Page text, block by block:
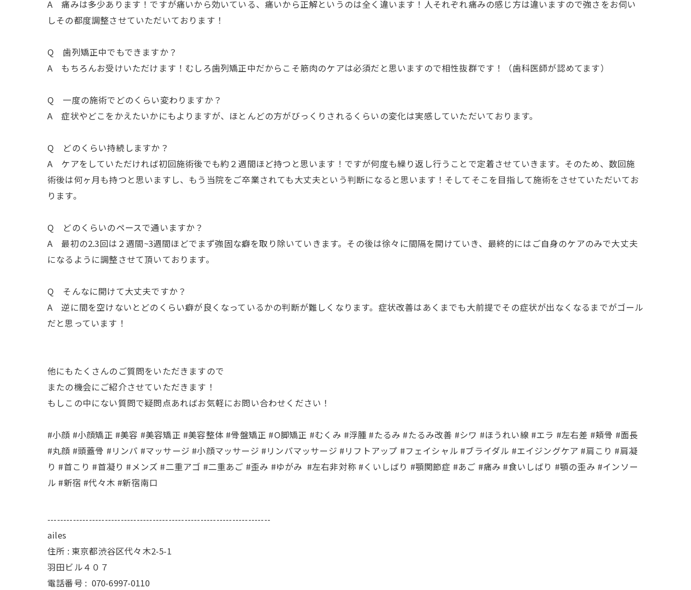
A 痛みは多少あります！ですが痛いから効いている、痛いから正解というのは全く違います！人それぞれ痛みの感じ方は違いますので強さをお伺い
しその都度調整させていただいております！
Q 歯列矯正中でもできますか？
A もちろんお受けいただけます！むしろ歯列矯正中だからこそ筋肉のケアは必須だと思いますので相性抜群です！（歯科医師が認めてます）
Q 一度の施術でどのくらい変わりますか？
A 症状やどこをかえたいかにもよりますが、ほとんどの方がびっくりされるくらいの変化は実感していただいております。
Q どのくらい持続しますか？
A ケアをしていただければ初回施術後でも約２週間ほど持つと思います！ですが何度も繰り返し行うことで定着させていきます。そのため、数回施
術後は何ヶ月も持つと思いますし、もう当院をご卒業されても大丈夫という判断になると思います！そしてそこを目指して施術をさせていただいてお
ります。
Q どのくらいのペースで通いますか？
A 最初の2.3回は２週間~3週間ほどでまず強固な癖を取り除いていきます。その後は徐々に間隔を開けていき、最終的にはご自身のケアのみで大丈夫
になるように調整させて頂いております。
Q そんなに開けて大丈夫ですか？
A 逆に間を空けないとどのくらい癖が良くなっているかの判断が難しくなります。症状改善はあくまでも大前提でその症状が出なくなるまでがゴール
だと思っています！
他にもたくさんのご質問をいただきますので
またの機会にご紹介させていただきます！
もしこの中にない質問で疑問点あればお気軽にお問い合わせください！
#小顔 #小顔矯正 #美容 #美容矯正 #美容整体 #骨盤矯正 #O脚矯正 #むくみ #浮腫 #たるみ #たるみ改善 #シワ #ほうれい線 #エラ #左右差 #頬骨 #面長
#丸顔 #頭蓋骨 #リンパ #マッサージ #小顔マッサージ #リンパマッサージ #リフトアップ #フェイシャル #ブライダル #エイジングケア #肩こり #肩凝
り #首こり #首凝り #メンズ #二重アゴ #二重あご #歪み #ゆがみ #左右非対称 #くいしばり #顎関節症 #あご #痛み #食いしばり #顎の歪み #インソー
ル #新宿 #代々木 #新宿南口
----------------------------------------------------------------------
ailes
住所 : 東京都渋谷区代々木2-5-1
羽田ビル４０７
電話番号 : 070-6997-0110